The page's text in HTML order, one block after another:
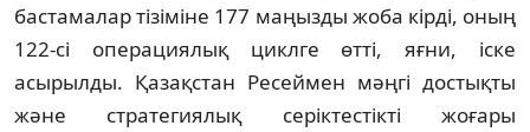
бастама­лар тізіміне 177 маңыз­ды жоба кірді, оның
122-сі операциялық циклге өтті, яғни, іске
асырылды. Қазақ­стан Ресеймен мәңгі достықты
және стра­тегиялық серіктестікті жо­ғары